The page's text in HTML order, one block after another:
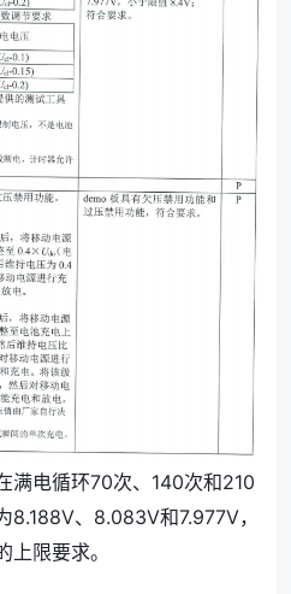
满电循环70次、140次和210
8.188V、8.083V和7.977V，
限要求。